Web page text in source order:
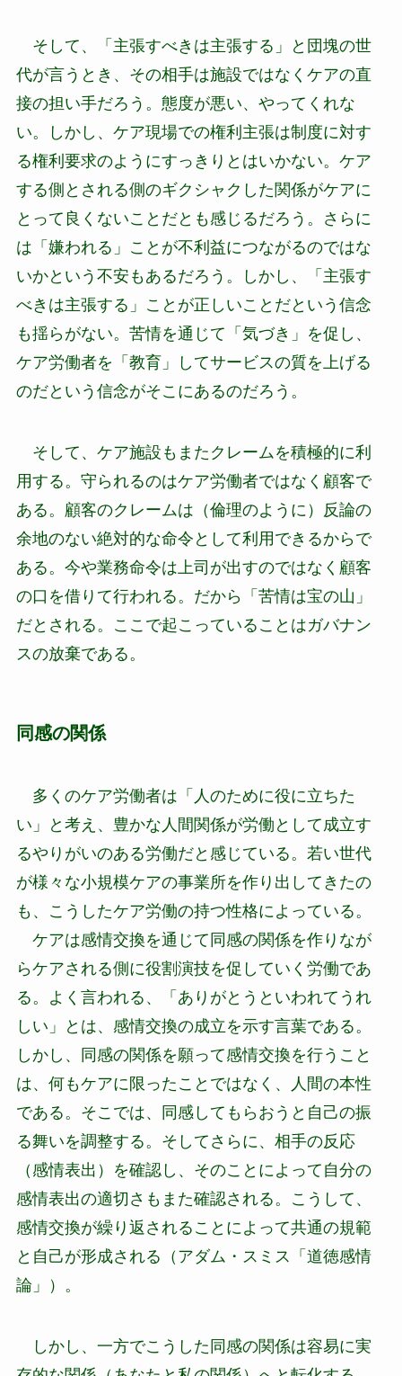
そして、「主張すべきは主張する」と団塊の世
代が言うとき、その相手は施設ではなくケアの直
接の担い手だろう。態度が悪い、やってくれな
い。しかし、ケア現場での権利主張は制度に対す
る権利要求のようにすっきりとはいかない。ケア
する側とされる側のギクシャクした関係がケアに
とって良くないことだとも感じるだろう。さらに
は「嫌われる」ことが不利益につながるのではな
いかという不安もあるだろう。しかし、「主張す
べきは主張する」ことが正しいことだという信念
も揺らがない。苦情を通じて「気づき」を促し、
ケア労働者を「教育」してサービスの質を上げる
のだという信念がそこにあるのだろう。
そして、ケア施設もまたクレームを積極的に利
用する。守られるのはケア労働者ではなく顧客で
ある。顧客のクレームは（倫理のように）反論の
余地のない絶対的な命令として利用できるからで
ある。今や業務命令は上司が出すのではなく顧客
の口を借りて行われる。だから「苦情は宝の山」
だとされる。ここで起こっていることはガバナン
スの放棄である。
同感の関係
多くのケア労働者は「人のために役に立ちた
い」と考え、豊かな人間関係が労働として成立す
るやりがいのある労働だと感じている。若い世代
が様々な小規模ケアの事業所を作り出してきたの
も、こうしたケア労働の持つ性格によっている。
ケアは感情交換を通じて同感の関係を作りなが
らケアされる側に役割演技を促していく労働であ
る。よく言われる、「ありがとうといわれてうれ
しい」とは、感情交換の成立を示す言葉である。
しかし、同感の関係を願って感情交換を行うこと
は、何もケアに限ったことではなく、人間の本性
である。そこでは、同感してもらおうと自己の振
る舞いを調整する。そしてさらに、相手の反応
（感情表出）を確認し、そのことによって自分の
感情表出の適切さもまた確認される。こうして、
感情交換が繰り返されることによって共通の規範
と自己が形成される（アダム・スミス「道徳感情
論」）。
しかし、一方でこうした同感の関係は容易に実